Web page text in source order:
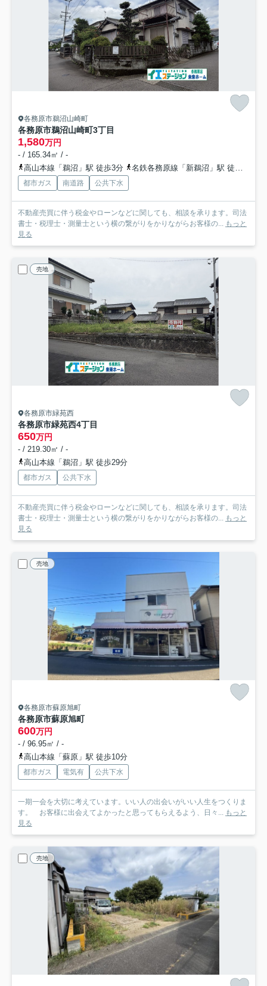
各務原市鵜沼山崎町
各務原市鵜沼山崎町3丁目
1,580万円
- / 165.34㎡ / -
高山本線「鵜沼」駅 徒歩3分
名鉄各務原線「新鵜沼」駅 徒歩5分
都市ガス 南道路 公共下水
不動産売買に伴う税金やローンなどに関しても、相談を承ります。司法
書士・税理士・測量士という横の繋がりをかりながらお客様の... もっと
見る
売地
各務原市緑苑西
各務原市緑苑西4丁目
650万円
- / 219.30㎡ / -
高山本線「鵜沼」駅 徒歩29分
都市ガス 公共下水
不動産売買に伴う税金やローンなどに関しても、相談を承ります。司法
書士・税理士・測量士という横の繋がりをかりながらお客様の... もっと
見る
売地
各務原市蘇原旭町
各務原市蘇原旭町
600万円
- / 96.95㎡ / -
高山本線「蘇原」駅 徒歩10分
都市ガス 電気有 公共下水
一期一会を大切に考えています。いい人の出会いがいい人生をつくりま
す。 お客様に出会えてよかったと思ってもらえるよう、日々... もっと
見る
売地